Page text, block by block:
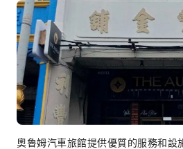
奧魯姆汽車旅館提供優質的服務和設